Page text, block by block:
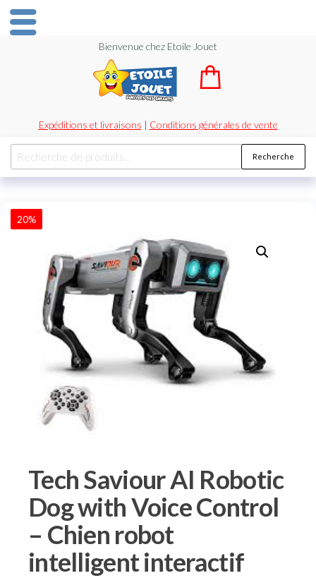
Bienvenue chez Etoile Jouet
Expéditions et livraisons | Conditions générales de vente
Recherche
20%
Tech Saviour AI Robotic
Dog with Voice Control
– Chien robot
intelligent interactif